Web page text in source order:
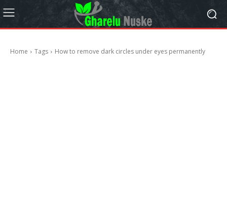
Home Tags How to remove dark circles under eyes permanently